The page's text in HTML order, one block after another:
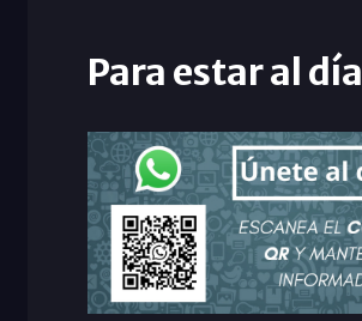
Para estar al día